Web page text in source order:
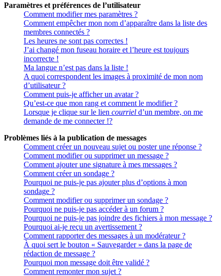
Paramètres et préférences de l’utilisateur
Comment modifier mes paramètres ?
Comment empêcher mon nom d’apparaître dans la liste des
membres connectés ?
Les heures ne sont pas correctes !
J’ai changé mon fuseau horaire et l’heure est toujours
incorrecte !
Ma langue n’est pas dans la liste !
A quoi correspondent les images à proximité de mon nom
d’utilisateur ?
Comment puis-je afficher un avatar ?
Qu’est-ce que mon rang et comment le modifier ?
Lorsque je clique sur le lien courriel d’un membre, on me
demande de me connecter !?
Problèmes liés à la publication de messages
Comment créer un nouveau sujet ou poster une réponse ?
Comment modifier ou supprimer un message ?
Comment ajouter une signature à mes messages ?
Comment créer un sondage ?
Pourquoi ne puis-je pas ajouter plus d’options à mon
sondage ?
Comment modifier ou supprimer un sondage ?
Pourquoi ne puis-je pas accéder à un forum ?
Pourquoi ne puis-je pas joindre des fichiers à mon message ?
Pourquoi ai-je reçu un avertissement ?
Comment rapporter des messages à un modérateur ?
À quoi sert le bouton « Sauvegarder » dans la page de
rédaction de message ?
Pourquoi mon message doit être validé ?
Comment remonter mon sujet ?